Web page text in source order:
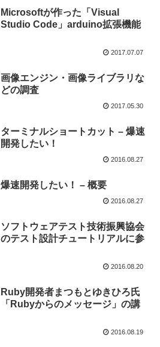
Microsoftが作った「Visual
Studio Code」arduino拡張機能
2017.07.07
画像エンジン・画像ライブラリな
どの調査
2017.05.30
ターミナルショートカット – 爆速
開発したい！
2016.08.27
爆速開発したい！ – 概要
2016.08.27
ソフトウェアテスト技術振興協会
のテスト設計チュートリアルに参
2016.08.20
Ruby開発者まつもとゆきひろ氏
「Rubyからのメッセージ」の講
2016.08.19